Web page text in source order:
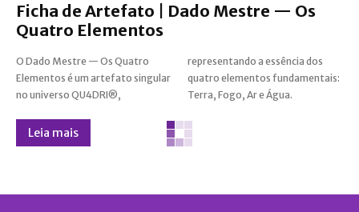
Ficha de Artefato | Dado Mestre — Os
Quatro Elementos
O Dado Mestre — Os Quatro
Elementos é um artefato singular
no universo QU4DRI®,
representando a essência dos
quatro elementos fundamentais:
Terra, Fogo, Ar e Água.
Leia mais